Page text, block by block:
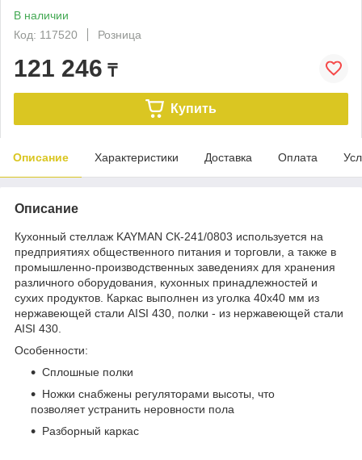
В наличии
Код: 117520
Розница
121 246 ₸
Купить
Описание Характеристики Доставка Оплата
Описание
Кухонный стеллаж KAYMAN СК-241/0803 используется на
предприятиях общественного питания и торговли, а также в
промышленно-производственных заведениях для хранения
различного оборудования, кухонных принадлежностей и
сухих продуктов. Каркас выполнен из уголка 40х40 мм из
нержавеющей стали AISI 430, полки - из нержавеющей стали
AISI 430.
Особенности:
Сплошные полки
Ножки снабжены регуляторами высоты, что
позволяет устранить неровности пола
Разборный каркас